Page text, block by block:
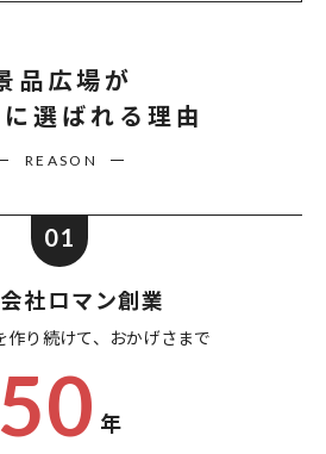
品広場が
選ばれる理由
REASON
01
社ロマン創業
り続けて、 おかげさまで
50 年